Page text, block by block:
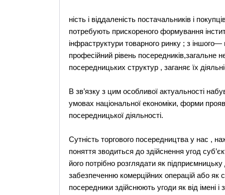
ність і віддаленість постачальників і
потребують прискореного формування
інфраструктури товарного ринку ; з
професійний рівень посередників,загальне
посередницьких структур , заганяє їх
В зв’язку з цим особливої актуальності
умовах національної економіки, форми
посередницької діяльності.
Сутність торгового посередництва у нас ,
поняття зводиться до здійснення угод
його потрібно розглядати як
забезпеченню комерційних операцій або як
посередники здійснюють угоди як від імені і